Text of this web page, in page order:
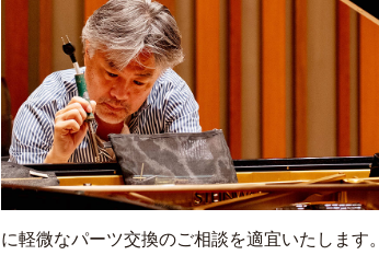
に軽微なパーツ交換のご相談を適宜いたします。